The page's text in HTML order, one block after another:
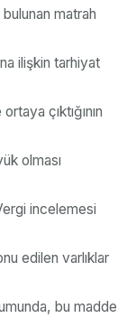
bulunan matrah
ilişkin tarhiyat
çıktığının
olması
incelemesi
edilen varlıklar
bu madde